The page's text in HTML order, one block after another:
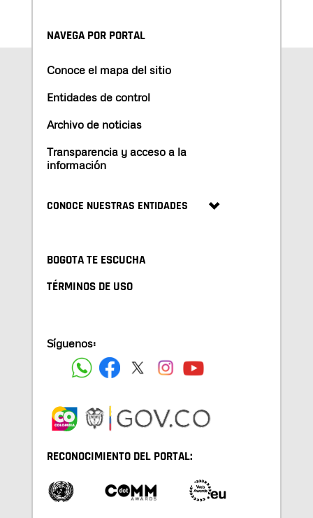
NAVEGA POR PORTAL
Conoce el mapa del sitio
Entidades de control
Archivo de noticias
Transparencia y acceso a la
información
CONOCE NUESTRAS ENTIDADES
BOGOTA TE ESCUCHA
TÉRMINOS DE USO
Síguenos:
RECONOCIMIENTO DEL PORTAL: